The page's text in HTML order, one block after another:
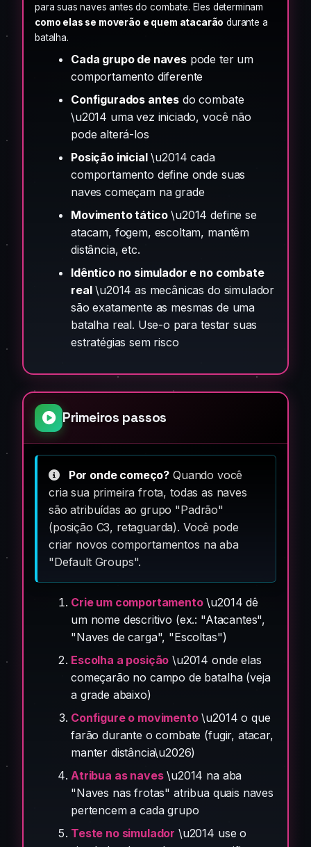
para suas naves antes do combate. Eles determinam
como elas se moverão e quem atacarão durante a
batalha.
Cada grupo de navespode ter um
comportamento diferente
Configurados antes do combate
\u2014 uma vez iniciado, você não
pode alterá-los
Posição inicial\u2014 cada
comportamento define onde suas
naves começam na grade
Movimento tático\u2014 define se
atacam, fogem, escoltam, mantêm
distância, etc.
Idêntico no simulador e no combate
real\u2014 as mecânicas do simulador
são exatamente as mesmas de uma
batalha real. Use-o para testar suas
estratégias sem risco
Primeiros passos
Por onde começo? Quando você
cria sua primeira frota, todas as naves
são atribuídas ao grupo "Padrão"
(posição C3, retaguarda). Você pode
criar novos comportamentos na aba
"Default Groups".
Crie um comportamento\u2014 dê
um nome descritivo (ex.: "Atacantes",
"Naves de carga", "Escoltas")
Escolha a posição \u2014 onde elas
começarão no campo de batalha (veja
a grade abaixo)
Configure o movimento\u2014 o que
farão durante o combate (fugir, atacar,
manter distância\u2026)
Atribua as naves\u2014 na aba
"Naves nas frotas" atribua quais naves
pertencem a cada grupo
Teste no simulador \u2014 use o